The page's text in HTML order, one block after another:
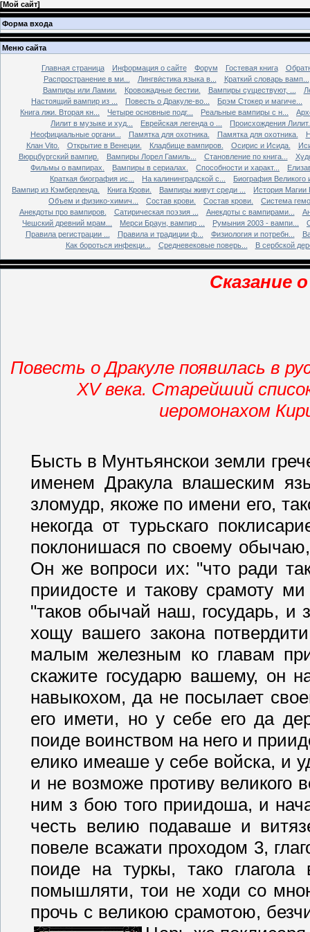
[Мой сайт]
Форма входа
Меню сайта
Главная страница Информация о сайте Форум Гостевая книга
Распространение в ми...
Лингви́стика языка в...
Краткий словарь вамп...
Вампиры или Ламии.
Кровожадные бестии. Вампиры существуют, ...
Настоящий вампир из ...
Повесть о Дракуле-во...
Брэм Стокер и магиче...
Книга лжи. Втоpая кн...
Четыре основные подг... Реальные вампиры с н...
Лилит в музыке и худ...
Еврейская легенда о ...
Происхождения Лилит.
Неофициальные органи...
Памятка для охотника. Памятка для охотника.
Клан Vito.
Открытие в Венеции. Кладбище вампиров. Осирис и Исида.
Вюрцбургский вампир.
Вампиры Лорел Гамиль... Становление по книга...
Фильмы о вампирах.
Вампиры в сериалах. Способности и характ...
Краткая биография ис...
На калининградской с...
Биография Великого
Вампир из Кэмберленда.
Книга Крови. Вампиры живут среди ...
История Магии
Объем и физико-химич...
Состав крови. Состав крови.
Система
Анекдоты про вампиров.
Сатирическая поэзия ... Анекдоты с вампирами...
Чешский древний мрам...
Мерси Браун, вампир ... Румыния 2003 - вампи...
Правила регистрации ...
Правила и традиции ф... Физиология и потребн...
Как бороться инфекци...
Средневековые поверь... В сербской
Сказание
Повесть о Дракуле появилась в
ХV века. Старейший
иеромонахом
Бысть в Мунтьянскои земли
именем Дракула влашеским
зломудр, якоже по имени его,
некогда от турьскаго
поклонишася по своему
Он же вопроси их: "что ради
приидосте и такову срамоту
"таков обычай наш, государь,
хощу вашего закона
малым железным ко главам
скажите государю вашему, он
навыкохом, да не посылает
его имети, но у себе его да
поиде воинством на него и
елико имеаше у себе войска, и
и не возможе противу
ним з бою того приидоша, и
честь велию подаваше и
повеле всажати проходом 3,
поиде на туркы, тако
помышляти, тои не ходи со
прочь с великою срамотою,